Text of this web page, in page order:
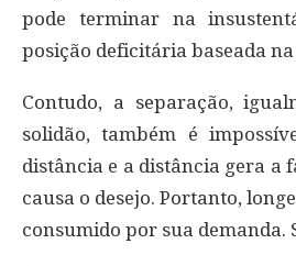
pode terminar na
posição deficitária baseada
Contudo, a separação,
solidão, também é
distância e a distância gera a
causa o desejo. Portanto,
consumido por sua demanda.